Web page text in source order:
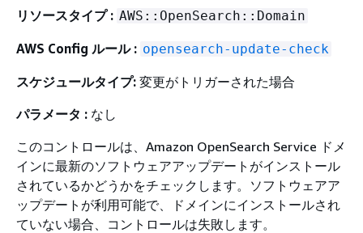
リソースタイプ : AWS::OpenSearch::Domain
AWS Config ルール : opensearch-update-check
スケジュールタイプ: 変更がトリガーされた場合
パラメータ : なし
このコントロールは、Amazon OpenSearch Service ドメ
インに最新のソフトウェアアップデートがインストール
されているかどうかをチェックします。ソフトウェアア
ップデートが利用可能で、ドメインにインストールされ
ていない場合、コントロールは失敗します。